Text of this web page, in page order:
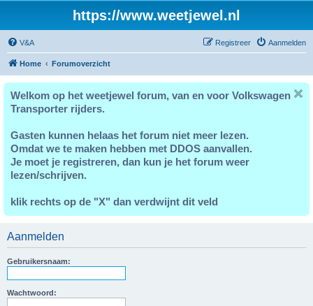
https://www.weetjewel.nl
V&A Aanmelden
Registreer
Home Forumoverzicht
Welkom op het weetjewel forum, van en voor Volkswagen
Transporter rijders.
Gasten kunnen helaas het forum niet meer lezen.
Omdat we te maken hebben met DDOS aanvallen.
Je moet je registreren, dan kun je het forum weer
lezen/schrijven.
klik rechts op de "X" dan verdwijnt dit veld
Aanmelden
Gebruikersnaam:
Wachtwoord: